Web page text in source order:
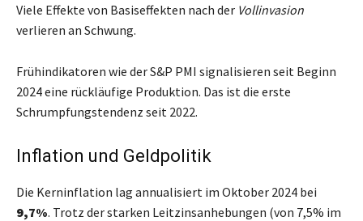
Viele Effekte von Basiseffekten nach der Vollinvasion
verlieren an Schwung.
Frühindikatoren wie der S&P PMI signalisieren seit Beginn
2024 eine rückläufige Produktion. Das ist die erste
Schrumpfungstendenz seit 2022.
Inflation und Geldpolitik
Die Kerninflation lag annualisiert im Oktober 2024 bei
9,7%. Trotz der starken Leitzinsanhebungen (von 7,5% im